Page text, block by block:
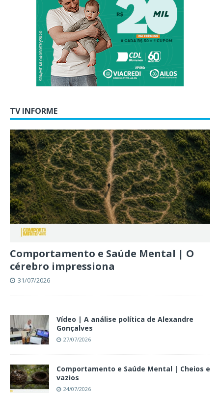
TV INFORME
Comportamento e Saúde Mental | O
cérebro impressiona
31/07/2026
Vídeo | A análise política de Alexandre
Gonçalves
27/07/2026
Comportamento e Saúde Mental | Cheios e
vazios
24/07/2026